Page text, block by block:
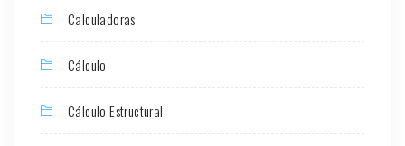
Calculadoras
Cálculo
Cálculo Estructural